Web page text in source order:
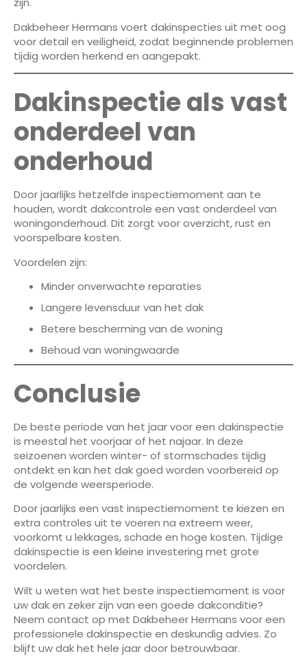
Dakbeheer Hermans voert dakinspecties uit met oog
voor detail en veiligheid, zodat beginnende problemen
tijdig worden herkend en aangepakt.
Dakinspectie als vast
onderdeel van
onderhoud
Door jaarlijks hetzelfde inspectiemoment aan te
houden, wordt dakcontrole een vast onderdeel van
woningonderhoud. Dit zorgt voor overzicht, rust en
voorspelbare kosten.
Voordelen zijn:
Minder onverwachte reparaties
Langere levensduur van het dak
Betere bescherming van de woning
Behoud van woningwaarde
Conclusie
De beste periode van het jaar voor een dakinspectie
is meestal het voorjaar of het najaar. In deze
seizoenen worden winter- of stormschades tijdig
ontdekt en kan het dak goed worden voorbereid op
de volgende weersperiode.
Door jaarlijks een vast inspectiemoment te kiezen en
extra controles uit te voeren na extreem weer,
voorkomt u lekkages, schade en hoge kosten. Tijdige
dakinspectie is een kleine investering met grote
voordelen.
Wilt u weten wat het beste inspectiemoment is voor
uw dak en zeker zijn van een goede dakconditie?
Neem contact op met Dakbeheer Hermans voor een
professionele dakinspectie en deskundig advies. Zo
blijft uw dak het hele jaar door betrouwbaar.